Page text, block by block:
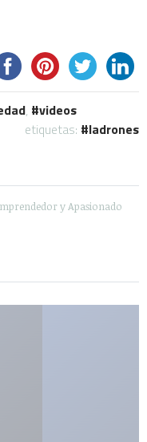
,
videos
etiquetas:
ladrones
y Apasionado